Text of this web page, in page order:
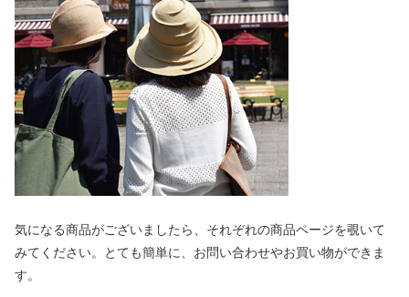
気になる商品がございましたら、それぞれの商品ページを覗いて
みてください。とても簡単に、お問い合わせやお買い物ができま
す。